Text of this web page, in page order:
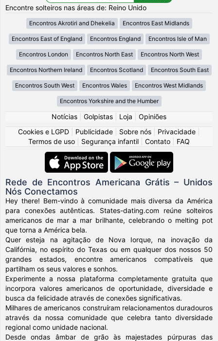
Encontre solteiros nas áreas de: Reino Unido
Encontros Akrotiri and Dhekelia Encontros East Midlands
Encontros East of England Encontros England Encontros Isle of Man
Encontros London Encontros North East Encontros North West
Encontros Northern Ireland Encontros Scotland Encontros South East
Encontros South West Encontros Wales Encontros West Midlands
Encontros Yorkshire and the Humber
Notícias Golpistas Loja
Opiniões
Cookies e LGPD
Publicidade Sobre nós Privacidade
Termos de uso
Segurança infantil Contato FAQ
Rede de Encontros Americana Grátis – Unidos
Nós Conectamos
Hey there! Bem-vindo à comunidade mais diversa da América
para conexões autênticas. States-dating.com reúne solteiros
americanos de mar a mar brilhante, celebrando o melting pot
que torna a América bela.
Quer esteja na agitação de Nova Iorque, na inovação da
Califórnia, no espírito do Texas ou em qualquer dos nossos 50
grandes estados, encontre americanos compatíveis que
partilham os seus valores e sonhos.
Experimente a nossa plataforma completamente gratuita que
incorpora valores americanos de oportunidade, diversidade e
busca da felicidade através de conexões significativas.
Milhares de americanos construíram relacionamentos duradouros
através da nossa comunidade que celebra tanto diversidade
regional como unidade nacional.
Desde ondas âmbar de grão às majestades púrpuras das